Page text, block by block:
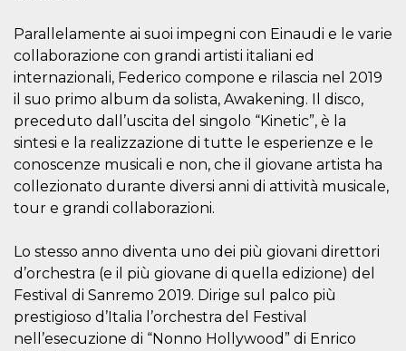
Parallelamente ai suoi impegni con Einaudi e le varie
collaborazione con grandi artisti italiani ed
internazionali, Federico compone e rilascia nel 2019
il suo primo album da solista, Awakening. Il disco,
preceduto dall’uscita del singolo “Kinetic”, è la
sintesi e la realizzazione di tutte le esperienze e le
conoscenze musicali e non, che il giovane artista ha
collezionato durante diversi anni di attività musicale,
tour e grandi collaborazioni.
Lo stesso anno diventa uno dei più giovani direttori
d’orchestra (e il più giovane di quella edizione) del
Festival di Sanremo 2019. Dirige sul palco più
prestigioso d’Italia l’orchestra del Festival
nell’esecuzione di “Nonno Hollywood” di Enrico
Este es un
identificador de
utiliza para
variables de
sesión del
usuario.
Normalmente es
un número
generado al
azar, la forma en
que se usa
mantener un
estado de inicio
de sesión para
un usuario entre
páginas.
m.stripe.com
1 año 1 mes
Esta cookie se
utiliza